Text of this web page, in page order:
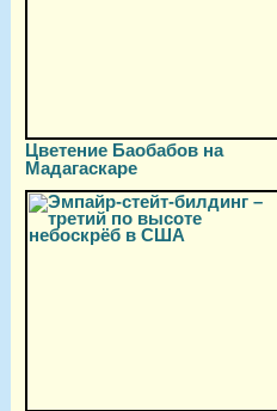
Цветение Баобабов на
Мадагаскаре